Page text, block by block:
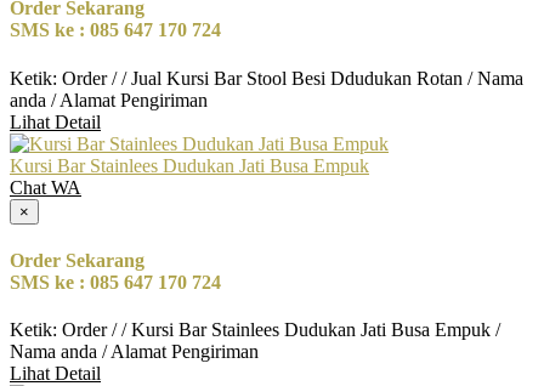
Order Sekarang
SMS ke : 085 647 170 724
Ketik: Order / / Jual Kursi Bar Stool Besi Ddudukan Rotan / Nama
anda / Alamat Pengiriman
Lihat Detail
Kursi Bar Stainlees Dudukan Jati Busa Empuk
Chat WA
×
Order Sekarang
SMS ke : 085 647 170 724
Ketik: Order / / Kursi Bar Stainlees Dudukan Jati Busa Empuk /
Nama anda / Alamat Pengiriman
Lihat Detail